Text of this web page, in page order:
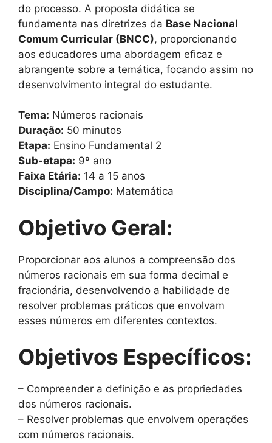
do processo. A proposta didática se
fundamenta nas diretrizes da Base Nacional
Comum Curricular (BNCC), proporcionando
aos educadores uma abordagem eficaz e
abrangente sobre a temática, focando assim no
desenvolvimento integral do estudante.
Tema: Números racionais
Duração: 50 minutos
Etapa: Ensino Fundamental 2
Sub-etapa: 9º ano
Faixa Etária: 14 a 15 anos
Disciplina/Campo: Matemática
Objetivo Geral:
Proporcionar aos alunos a compreensão dos
números racionais em sua forma decimal e
fracionária, desenvolvendo a habilidade de
resolver problemas práticos que envolvam
esses números em diferentes contextos.
Objetivos Específicos:
– Compreender a definição e as propriedades
dos números racionais.
– Resolver problemas que envolvem operações
com números racionais.